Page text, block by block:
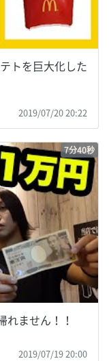
トを巨大化した
2019/07/20 20:22
7分40秒
ません！！
2019/07/19 20:00